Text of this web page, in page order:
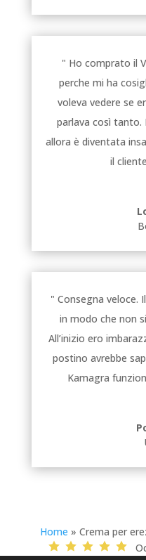
" Ho comprato il
perche mi ha
voleva vedere se
parlava così
allora è diventata
il
" Consegna
in modo che non
All’inizio ero
postino avrebbe
Kamagra
Home » Crema per